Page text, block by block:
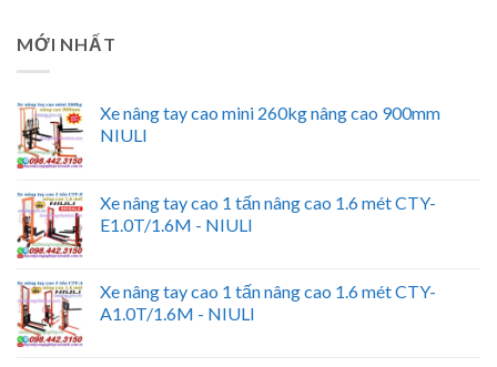
MỚI NHẤT
Xe nâng tay cao mini 260kg nâng cao 900mm
NIULI
Xe nâng tay cao 1 tấn nâng cao 1.6 mét CTY-
E1.0T/1.6M - NIULI
Xe nâng tay cao 1 tấn nâng cao 1.6 mét CTY-
A1.0T/1.6M - NIULI